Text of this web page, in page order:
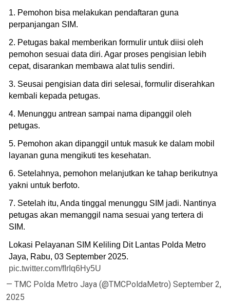
1. Pemohon bisa melakukan pendaftaran guna
perpanjangan SIM.
2. Petugas bakal memberikan formulir untuk diisi oleh
pemohon sesuai data diri. Agar proses pengisian lebih
cepat, disarankan membawa alat tulis sendiri.
3. Seusai pengisian data diri selesai, formulir diserahkan
kembali kepada petugas.
4. Menunggu antrean sampai nama dipanggil oleh
petugas.
5. Pemohon akan dipanggil untuk masuk ke dalam mobil
layanan guna mengikuti tes kesehatan.
6. Setelahnya, pemohon melanjutkan ke tahap berikutnya
yakni untuk berfoto.
7. Setelah itu, Anda tinggal menunggu SIM jadi. Nantinya
petugas akan memanggil nama sesuai yang tertera di
SIM.
Lokasi Pelayanan SIM Keliling Dit Lantas Polda Metro
Jaya, Rabu, 03 September 2025.
pic.twitter.com/fIrIq6Hy5U
— TMC Polda Metro Jaya (@TMCPoldaMetro) September 2,
2025